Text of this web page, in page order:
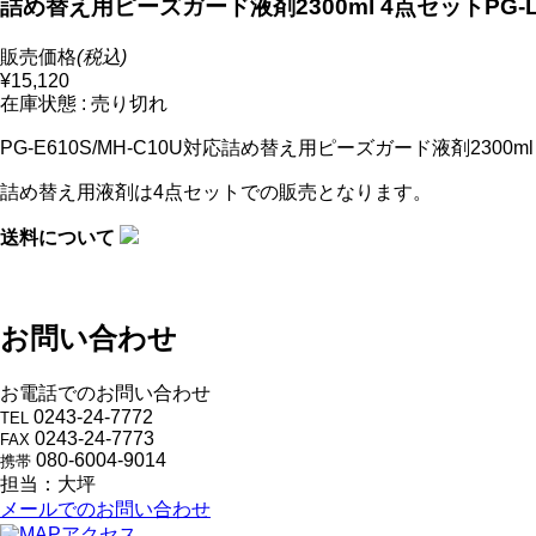
詰め替え用ピーズガード液剤2300ml 4点セット
販売価格(税込)
¥15,120
在庫状態 : 売り切れ
PG-E610S/MH-C10U対応詰め替え用ピーズガード液剤2300ml
詰め替え用液剤は4点セットでの販売となります。
送料について
お問い合わせ
お電話でのお問い合わせ
TEL 0243-24-7772
FAX 0243-24-7773
携帯 080-6004-9014
担当：大坪
メールでのお問い合わせ